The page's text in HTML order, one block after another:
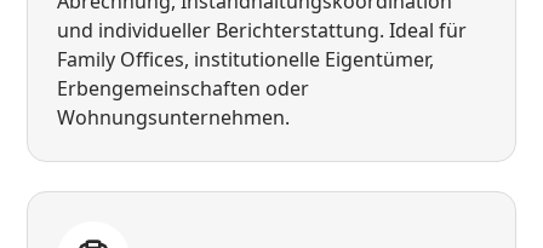
und individueller Berichterstattung. Ideal für
Family Offices, institutionelle Eigentümer,
Erbengemeinschaften oder
Wohnungsunternehmen.